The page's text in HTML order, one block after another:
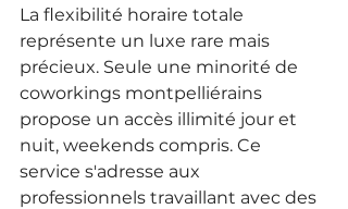
La flexibilité horaire totale
représente un luxe rare mais
précieux. Seule une minorité de
coworkings montpelliérains
propose un accès illimité jour et
nuit, weekends compris. Ce
service s'adresse aux
professionnels travaillant avec des